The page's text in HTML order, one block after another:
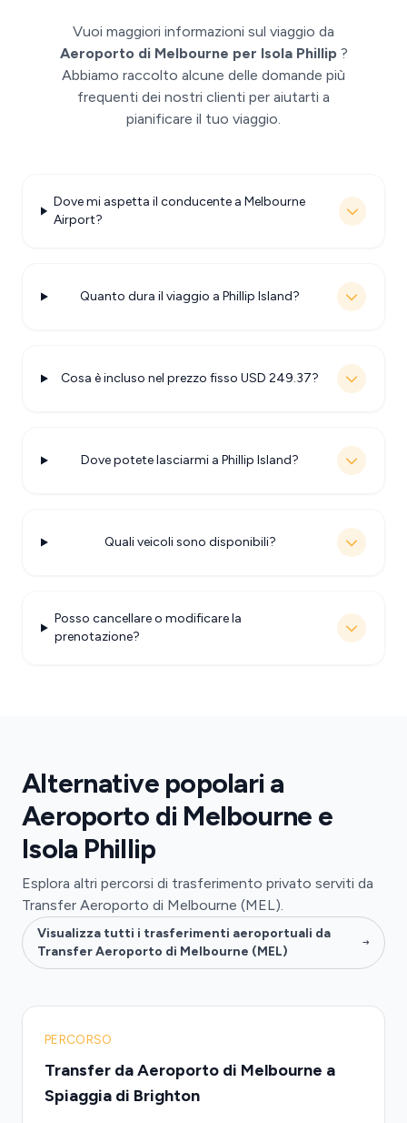
Vuoi maggiori informazioni sul viaggio da
Aeroporto di Melbourne per Isola Phillip ?
Abbiamo raccolto alcune delle domande più
frequenti dei nostri clienti per aiutarti a
pianificare il tuo viaggio.
Dove mi aspetta il conducente a Melbourne
Airport?
Quanto dura il viaggio a Phillip Island?
Cosa è incluso nel prezzo fisso USD 249.37?
Dove potete lasciarmi a Phillip Island?
Quali veicoli sono disponibili?
Posso cancellare o modificare la
prenotazione?
Alternative popolari a
Aeroporto di Melbourne e
Isola Phillip
Esplora altri percorsi di trasferimento privato serviti da
Transfer Aeroporto di Melbourne (MEL).
Visualizza tutti i trasferimenti aeroportuali da
Transfer Aeroporto di Melbourne (MEL)
PERCORSO
Transfer da Aeroporto di Melbourne a
Spiaggia di Brighton